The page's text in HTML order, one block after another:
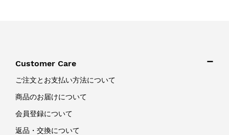
Customer Care
ご注文とお支払い方法について
商品のお届けについて
会員登録について
返品・交換について